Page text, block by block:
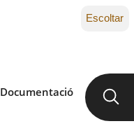
Documentació
Escoltar